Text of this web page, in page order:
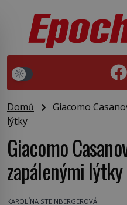
Domů
Giacomo
lýtky
Giacomo
zapálenými lýtky
KAROLÍNA STEINBERGEROVÁ